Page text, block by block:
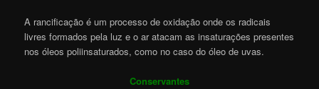
A rancificação é um processo de oxidação onde os radicais
livres formados pela luz e o ar atacam as insaturações presentes
nos óleos poliinsaturados, como no caso do óleo de uvas.
Conservantes